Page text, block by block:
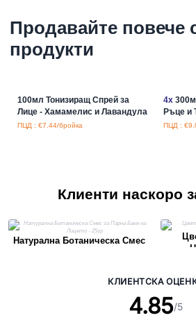
Продавайте повече
продукти
100мл Тонизиращ Спрей за
Лице - Хамамелис и Лавандула
ПЦД : €7.44/бройка
4x
Ръце и
ПЦД :
Клиенти наскоро
Натурална Ботаническа Смес
КЛИЕНТСКА
4.85/5